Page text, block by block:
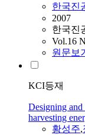
한국진
2007
한국진
Vol.16
원문보기
KCI등재
Designing
harvesting
황성주,